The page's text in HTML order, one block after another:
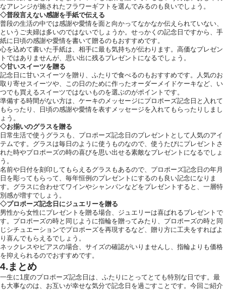
なアレンジが施されたフラワーギフトを選んでみるのも良いでしょう。
◇普段言えない感謝を手紙で伝える
普段の生活の中では感謝や愛情を面と向かってなかなか伝えられていない、
というご夫婦は多いのではないでしょうか。せっかくの記念日ですから、手
紙に日頃の感謝や愛情を書いて贈るのもおすすめです。
心を込めて書いた手紙は、相手に最も気持ちが伝わります。高価なプレゼン
トではありませんが、思い出に残るプレゼントになるでしょう。
◇甘いスイーツを贈る
記念日に甘いスイーツを贈り、ふたりで食べるのもおすすめです。人気のお
取り寄せスイーツや、この日のために作ったオーダーメイドケーキなど、い
つでも買えるスイーツではないものを選ぶのがポイントです。
準備する時間がない方は、ケーキのメッセージにプロポーズ記念日と入れて
もらったり、日頃の感謝や愛情を表すメッセージを入れてもらったりしまし
ょう。
◇お揃いのグラスを贈る
日常生活で使うグラスも、プロポーズ記念日のプレゼントとして人気のアイ
テムです。グラスは毎日のように使うものなので、使うたびにプレゼントさ
れた時やプロポーズの時の喜びを思い出せる素敵なプレゼントになるでしょ
う。
名前や日付を刻印してもらえるグラスもあるので、プロポーズ記念日の年月
日を彫ってもらって、毎年恒例のプレゼントにするのも良い記念になりま
す。グラスに合わせてワインやシャンパンなどをプレゼントすると、一層特
別感が増すでしょう。
◇プロポーズ記念日にジュエリーを贈る
男性から女性にプレゼントを贈る場合、ジュエリーは喜ばれるプレゼントで
す。プロポーズの時と同じように指輪を贈ってみたり、プロポーズの時と同
じシチュエーションでプロポーズを再現するなど、贈り方に工夫をすればよ
り喜んでもらえるでしょう。
ネックレスやピアスの場合、サイズの確認がいりませんし、指輪よりも価格
を抑えられるのでおすすめです。
4.まとめ
一生に1度のプロポーズ記念日は、ふたりにとってとても特別な日です。最
も大事なのは、お互いが幸せな気分で記念日を過ごすことです。今回ご紹介